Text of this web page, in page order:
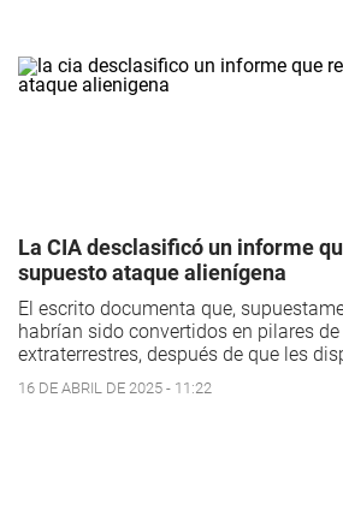
La CIA desclasificó un informe
supuesto ataque alienígena
El escrito documenta que,
habrían sido convertidos en pilares
extraterrestres, después de que les
16 DE ABRIL DE 2025 - 11:22